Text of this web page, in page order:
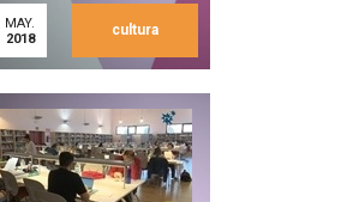
MAY.
2018
cultura